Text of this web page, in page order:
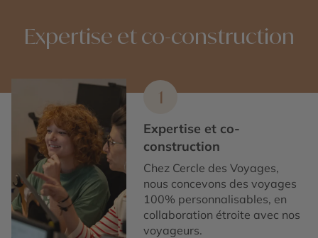
Expertise et co-construction
1
Expertise et co-
construction
Chez Cercle des Voyages,
nous concevons des voyages
100% personnalisables, en
collaboration étroite avec nos
voyageurs.